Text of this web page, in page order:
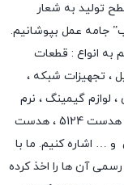
تولید به شعار
جامه عمل بپوشانیم.
به انواع : قطعات
، تجهیزات شبکه ،
، لوازم گیمینگ ، نرم
، هدست 5124 ، هدست
و … اشاره کنیم. ما با
رسمی آن ها را اخذ کرده